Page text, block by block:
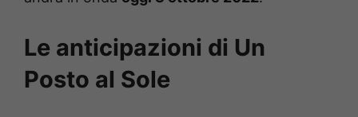
Le anticipazioni di Un
Posto al Sole